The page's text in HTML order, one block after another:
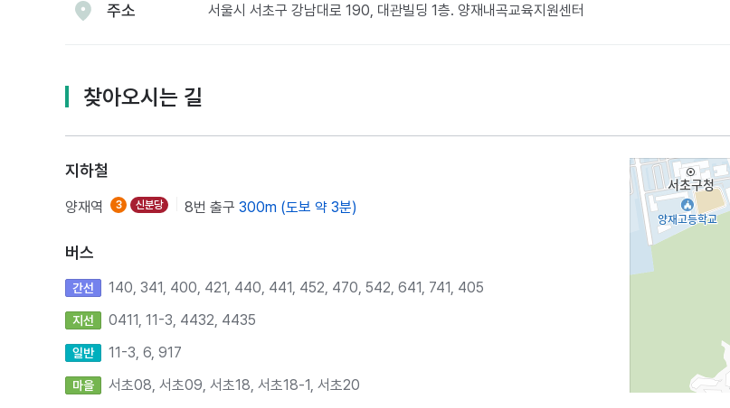
주소 서울시 서초구 강남대로 190, 대관빌딩 1층. 양재내곡교육지원센터​
찾아오시는 길
지하철
양재역 3 신분당 8번 출구 300m (도보 약 3분)
버스
간선 140, 341, 400, 421, 440, 441, 452, 470, 542, 641, 741, 405
지선 0411, 11-3, 4432, 4435
일반 11-3, 6, 917
마을 서초08, 서초09, 서초18, 서초18-1, 서초20